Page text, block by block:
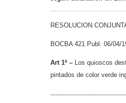
RESOLUCION
BOCBA 421 Publ. 06/04/
Art 1º – Los quioscos
pintados de color verde